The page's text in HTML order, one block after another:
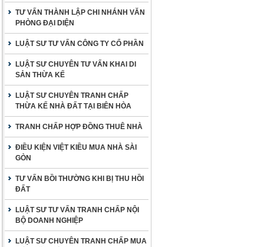
TƯ VẤN THÀNH LẬP CHI NHÁNH VĂN
PHÒNG ĐẠI DIỆN
LUẬT SƯ TƯ VẤN CÔNG TY CỔ PHẦN
LUẬT SƯ CHUYÊN TƯ VẤN KHAI DI
SẢN THỪA KẾ
LUẬT SƯ CHUYÊN TRANH CHẤP
THỪA KẾ NHÀ ĐẤT TẠI BIÊN HÒA
TRANH CHẤP HỢP ĐỒNG THUÊ NHÀ
ĐIỀU KIỆN VIỆT KIỀU MUA NHÀ SÀI
GÒN
TƯ VẤN BỒI THƯỜNG KHI BỊ THU HỒI
ĐẤT
LUẬT SƯ TƯ VẤN TRANH CHẤP NỘI
BỘ DOANH NGHIỆP
LUẬT SƯ CHUYÊN TRANH CHẤP MUA